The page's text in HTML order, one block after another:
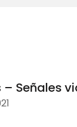
Señales